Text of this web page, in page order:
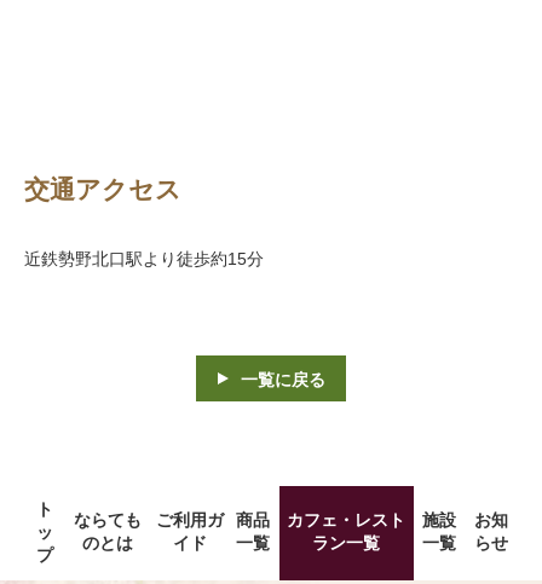
交通アクセス
近鉄勢野北口駅より徒歩約15分
一覧に戻る
ト
ッ
プ
ならても
のとは
ご利用ガ
イド
商品
一覧
カフェ・レスト
ラン一覧
施設
一覧
お知
らせ